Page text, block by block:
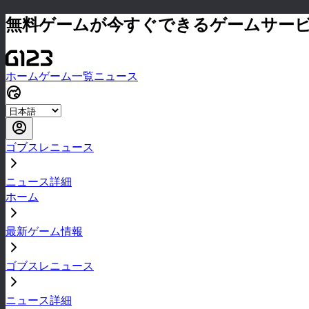
無料ゲームが今すぐできるゲームサー
ホームゲーム一覧ニュース
ゴブスレニュース
ニュース詳細
ホーム
最新ゲーム情報
ゴブスレニュース
ニュース詳細